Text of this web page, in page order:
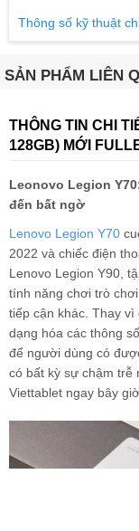
Thông số kỹ thuật
SẢN PHẨM LIÊN
THÔNG TIN CHI
128GB) MỚI
Leonovo Legion
đến bất ngờ
Lenovo Legion Y70
2022 và chiếc điện
Lenovo Legion Y90,
tính năng chơi trò
tiếp cận khác. Thay
dạng hóa các thông
để người dùng có
có bất kỳ sự chậm trễ
Viettablet ngay bây